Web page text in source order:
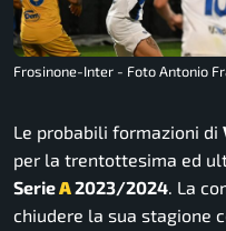
Frosinone-Inter - Foto Antonio
Le probabili formazioni di
per la trentottesima ed
SerieA2023/2024. La
chiudere la sua stagione